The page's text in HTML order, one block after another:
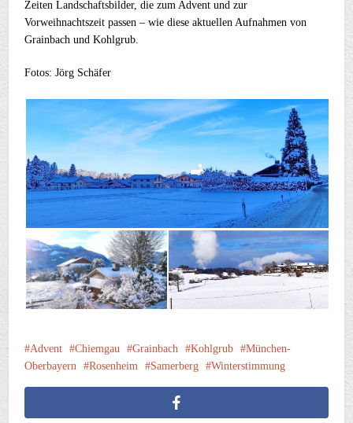
Zeiten Landschaftsbilder, die zum Advent und zur
Vorweihnachtszeit passen – wie diese aktuellen Aufnahmen von
Grainbach und Kohlgrub.
Fotos: Jörg Schäfer
Advent Chiemgau Grainbach Kohlgrub
München-
Oberbayern
Rosenheim Samerberg Winterstimmung